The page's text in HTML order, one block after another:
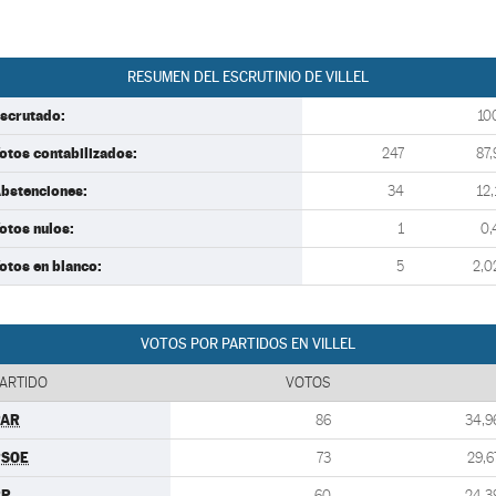
RESUMEN DEL ESCRUTINIO DE VILLEL
contabilizados: 247
34
nulos: 1
en blanco: 5
VOTOS POR PARTIDOS EN VILLEL
VOTOS
86
73